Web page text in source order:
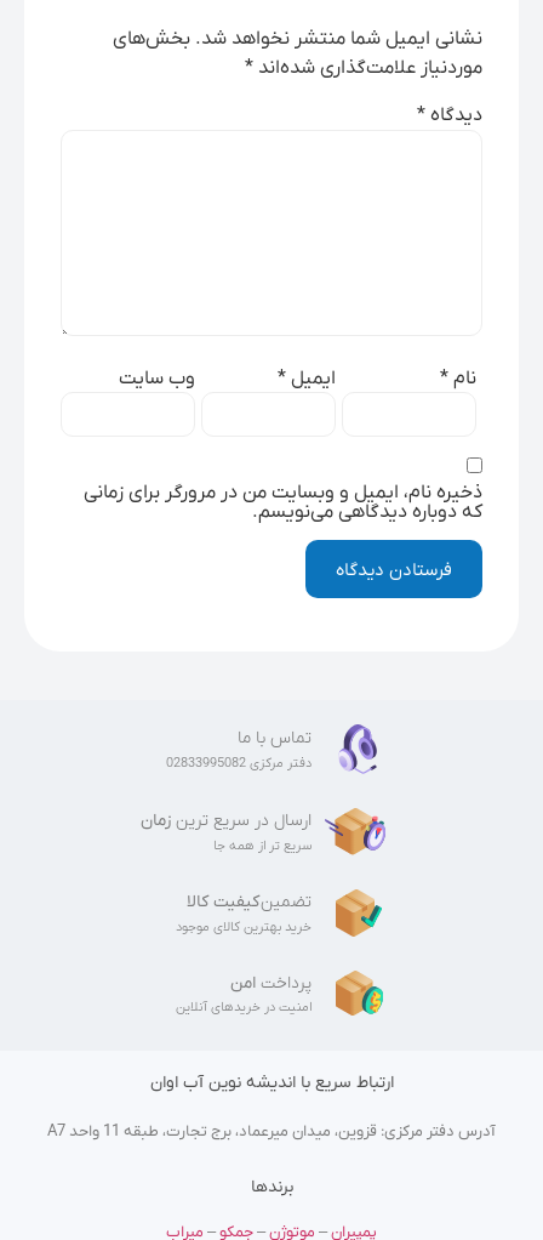
نشانی ایمیل شما منتشر نخواهد شد. بخش‌های
موردنیاز علامت‌گذاری شده‌اند *
دیدگاه *
نام * ایمیل * وب‌ سایت
ذخیره نام، ایمیل و وبسایت من در مرورگر برای زمانی
که دوباره دیدگاهی می‌نویسم.
تماس با ما
دفتر مرکزی 02833995082
ارسال در سریع ترینزمان
سریع تر از همه جا
تضمینکیفیت کالا
خرید بهترین کالای موجود
پرداختامن
امنیت در خریدهای آنلاین
ارتباط سریع با اندیشه نوین آب اوان
آدرس دفتر مرکزی: قزوین، میدان میرعماد، برج تجارت، طبقه 11 واحد A7
برندها
پمپیران– موتوژن–جمکو– میراب